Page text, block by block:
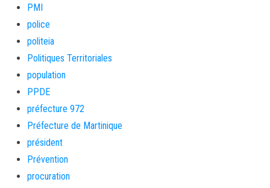
PMI
police
politeia
Politiques Territoriales
population
PPDE
préfecture 972
Préfecture de Martinique
président
Prévention
procuration